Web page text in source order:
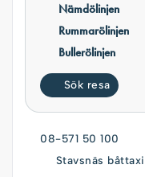
Nämdölinjen
Rummarölinjen
Bullerölinjen
Sök resa
08-571 50 100
Stavsnäs båttaxi